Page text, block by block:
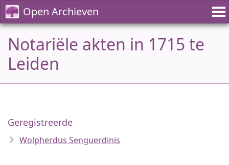
Open Archieven
Notariële akten in 1715 te
Leiden
Geregistreerde
Wolpherdus Senguerdinis